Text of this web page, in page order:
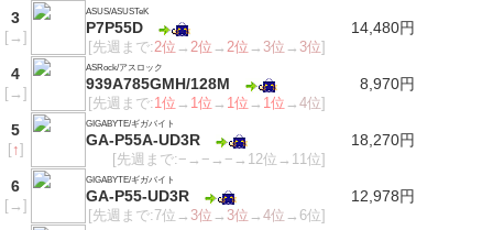
3
[→ ]
ASUS/ASUSTeK
P7P55D
[先週まで:2位 →2位 →2位 → 3位 → 3位]
14,480円
4
[→ ]
ASRock/アスロック
939A785GMH/128M
[先週まで:1位 → 1位 → 1位 → 1位 →4位]
8,970円
5
[↑]
GIGABYTE/ギガバイト
GA-P55A-UD3R
[先週まで:−→−→−→12位→11位]
18,270円
6
[→ ]
GIGABYTE/ギガバイト
GA-P55-UD3R
[先週まで:7位→ 3位 → 3位 →4位 →6位]
12,978円